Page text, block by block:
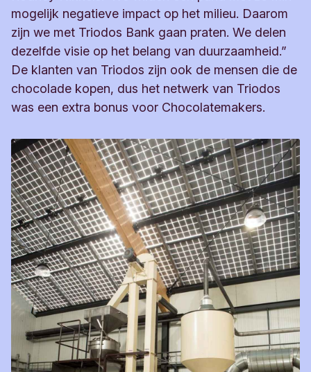
mogelijk negatieve impact op het milieu. Daarom
zijn we met Triodos Bank gaan praten. We delen
dezelfde visie op het belang van duurzaamheid.”
De klanten van Triodos zijn ook de mensen die de
chocolade kopen, dus het netwerk van Triodos
was een extra bonus voor Chocolatemakers.